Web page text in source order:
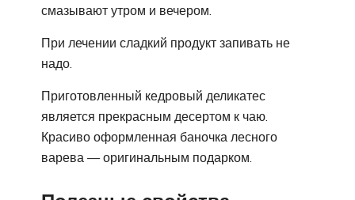
смазывают утром и вечером.
При лечении сладкий продукт запивать не
надо.
Приготовленный кедровый деликатес
является прекрасным десертом к чаю.
Красиво оформленная баночка лесного
варева — оригинальным подарком.